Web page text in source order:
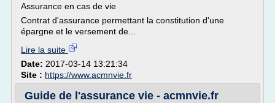
Assurance en cas de vie
Contrat d'assurance permettant la constitution d'une
épargne et le versement de...
Lire la suite
Date: 2017-03-14 13:21:34
Site : https://www.acmnvie.fr
Guide de l'assurance vie - acmnvie.fr